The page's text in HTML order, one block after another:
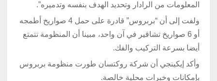
المعلومات من الرادار وتحديد الهدف بنفسه وتدميره”.
ولفت إلى أن “بربروس” قادرة على حمل 4 صواريخ أطمجه
أو 6 صواريخ تشاقير في آن واحد، مبينا أن المنظومة تتمتع
أيضا بسرعة التركيب والفك.
وأكد إيكينجي أن شركة روكتسان طورت منظومة بربروس
بإمكانات وخبرات محلية خالصة.